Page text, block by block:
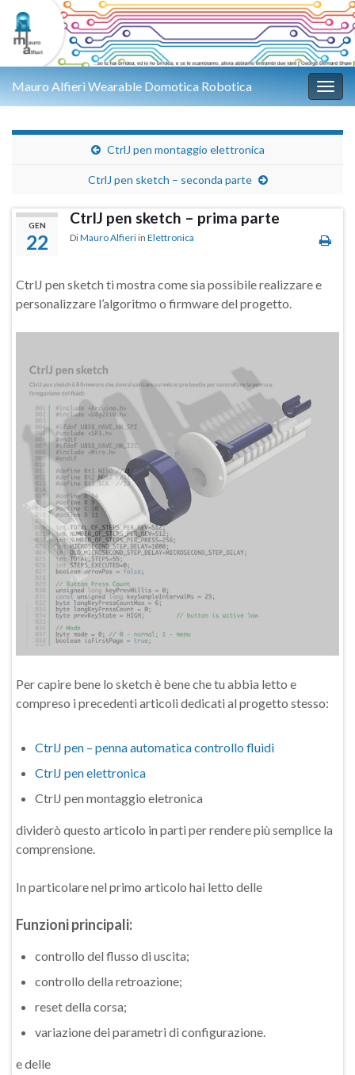
Mauro Alfieri Wearable Domotica Robotica
CtrlJ pen montaggio elettronica
CtrlJ pen sketch – seconda parte
GEN
22
CtrlJ pen sketch – prima parte
DiMauro Alfieri in Elettronica
CtrlJ pen sketch ti mostra come sia possibile realizzare e
personalizzare l’algoritmo o firmware del progetto.
Per capire bene lo sketch è bene che tu abbia letto e
compreso i precedenti articoli dedicati al progetto stesso:
CtrlJ pen – penna automatica controllo fluidi
CtrlJ pen elettronica
CtrlJ pen montaggio eletronica
dividerò questo articolo in parti per rendere più semplice la
comprensione.
In particolare nel primo articolo hai letto delle
Funzioni principali:
controllo del flusso di uscita;
controllo della retroazione;
reset della corsa;
variazione dei parametri di configurazione.
e delle